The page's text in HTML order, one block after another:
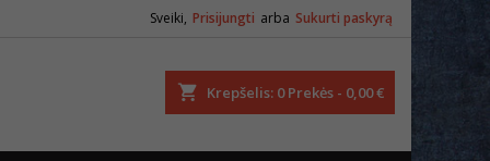
Sveiki, Prisijungti arba Sukurti paskyrą
Krepšelis 0 Prekės - 0,00 €